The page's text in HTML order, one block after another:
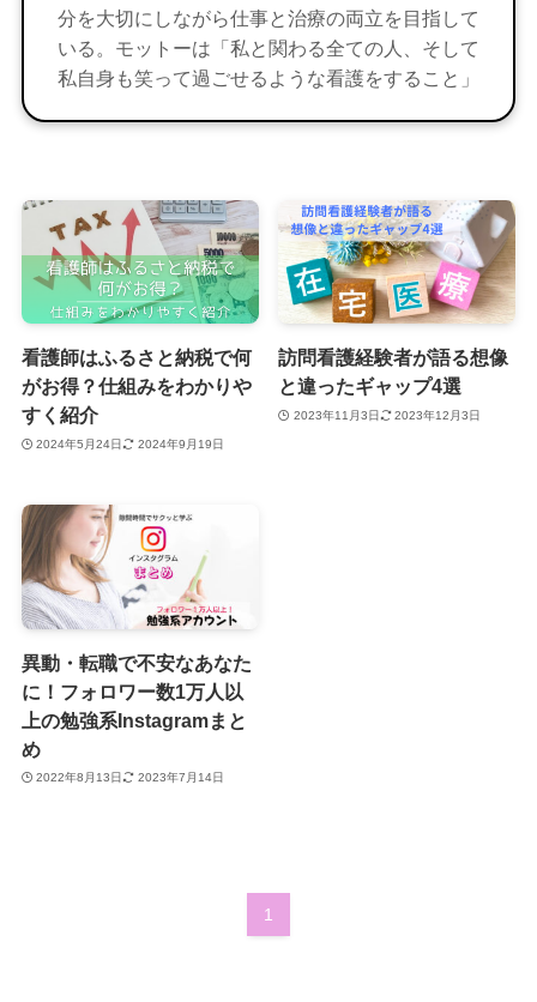
分を大切にしながら仕事と治療の両立を目指して
いる。モットーは「私と関わる全ての人、そして
私自身も笑って過ごせるような看護をすること」
看護師はふるさと納税で何
がお得？仕組みをわかりや
すく紹介
2024年5月24日 2024年9月19日
訪問看護経験者が語る想像
と違ったギャップ4選
2023年11月3日 2023年12月3日
異動・転職で不安なあなた
に！フォロワー数1万人以
上の勉強系Instagramまと
め
2022年8月13日 2023年7月14日
1